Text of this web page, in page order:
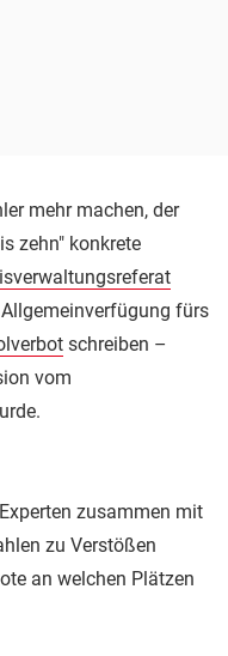
mehr machen, der
zehn" konkrete
fürs
schreiben –
vom
zusammen mit
zu Verstößen
an welchen Plätzen